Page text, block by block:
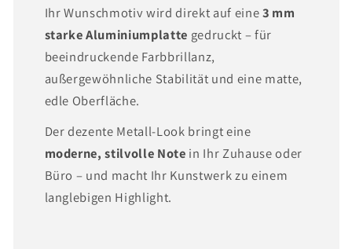
Ihr Wunschmotiv wird direkt auf eine3 mm
starke Aluminiumplatte gedruckt – für
beeindruckende Farbbrillanz,
außergewöhnliche Stabilität und eine matte,
edle Oberfläche.
Der dezente Metall-Look bringt eine
moderne, stilvolle Note in Ihr Zuhause oder
Büro – und macht Ihr Kunstwerk zu einem
langlebigen Highlight.